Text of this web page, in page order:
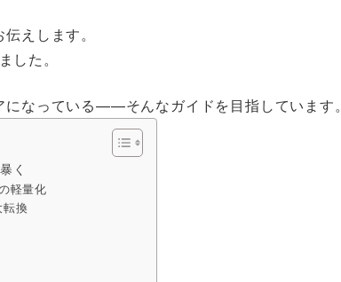
えします。
した。
なっている——そんなガイドを目指しています。
く
軽量化
換